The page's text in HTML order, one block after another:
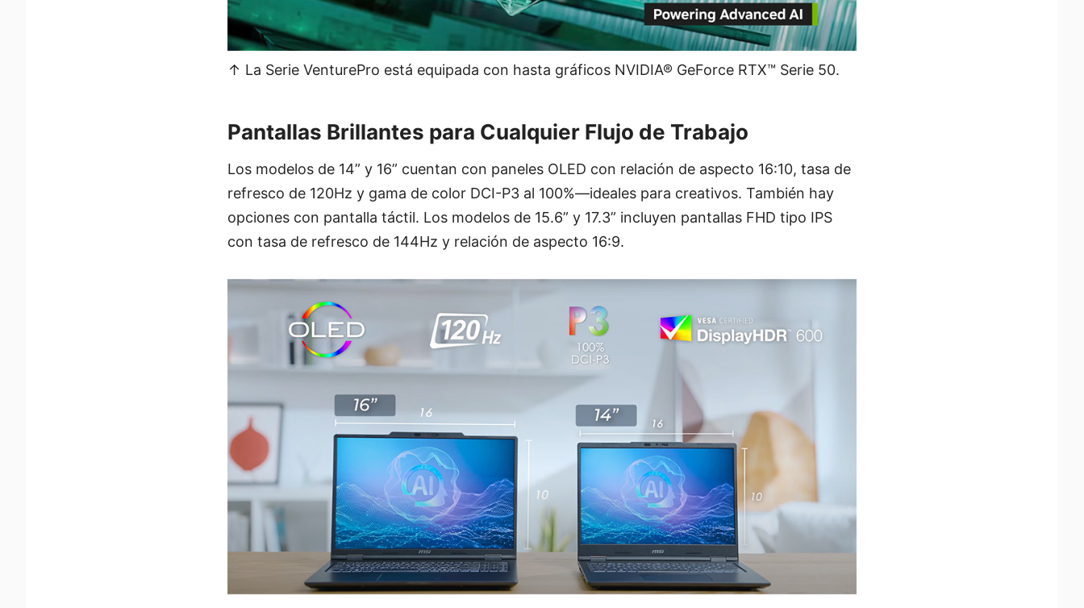
↑ La Serie VenturePro está equipada con hasta gráficos NVIDIA® GeForce RTX™ Serie 50.
Pantallas Brillantes para Cualquier Flujo de Trabajo
Los modelos de 14” y 16” cuentan con paneles OLED con relación de aspecto 16:10, tasa de
refresco de 120Hz y gama de color DCI-P3 al 100%—ideales para creativos. También hay
opciones con pantalla táctil. Los modelos de 15.6” y 17.3” incluyen pantallas FHD tipo IPS
con tasa de refresco de 144Hz y relación de aspecto 16:9.